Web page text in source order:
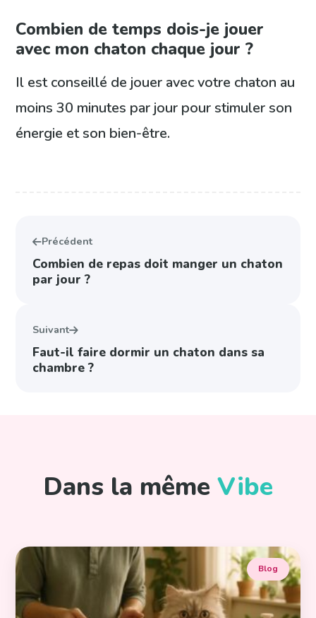
Combien de temps dois-je jouer
avec mon chaton chaque jour ?
Il est conseillé de jouer avec votre chaton au
moins 30 minutes par jour pour stimuler son
énergie et son bien-être.
Précédent
Combien de repas doit manger un chaton
par jour ?
Suivant
Faut-il faire dormir un chaton dans sa
chambre ?
Dans la même Vibe
Blog